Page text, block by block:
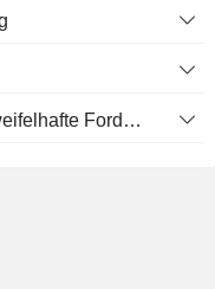
kumulierte Rückstellung für zweifelhafte Forderungen (Zusatz)